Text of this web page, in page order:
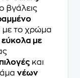
βγάλεις
με το χρώμα
εύκολα με
και
νέων